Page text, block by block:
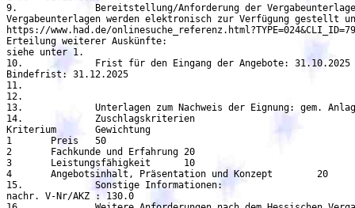
9.		Bereitstellung/Anforderung der Vergabeunterlagen
Vergabeunterlagen werden elektronisch zur Verfügung gestellt
https://www.had.de/
Erteilung weiterer Auskünfte:
siehe unter 1.
10.		Frist für den Eingang der Angebote: 31.10.2025 10:00 Uhr
Bindefrist: 31.12.2025
11.
12.
13.		Unterlagen zum Nachweis der Eignung: gem. Anlagen Angebotsschreiben und Leistungsbeschreibung
14.		Zuschlagskriterien
Kriterium	Gewichtung
1	Preis	50
2	Fachkunde und Erfahrung	20
3	Leistungsfähigkeit	10
4	Angebotsinhalt, Präsentation und Konzept	20
15.		Sonstige Informationen:
nachr. V-Nr/AKZ : 130.0